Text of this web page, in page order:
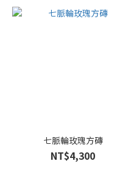
七脈輪玫瑰方磚
NT$4,300